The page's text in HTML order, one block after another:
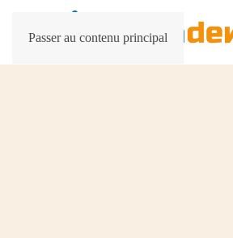
Passer au contenu principal